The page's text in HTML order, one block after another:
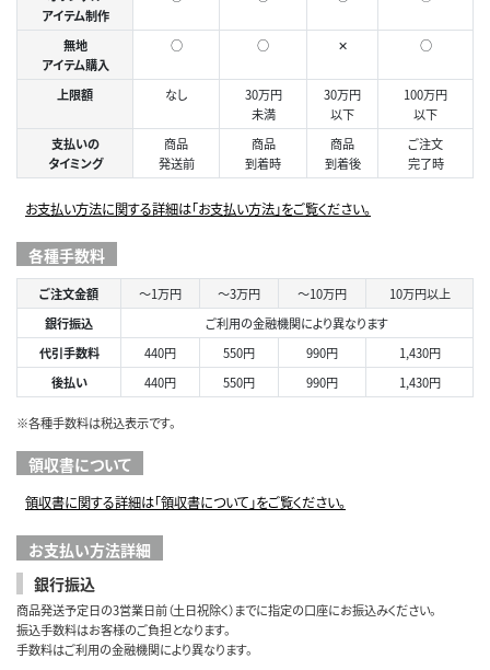
アイテム制作
無地
アイテム購入
○ ○ ✕ ○
上限額 なし
30万円
未満
30万円
以下
100万円
以下
支払いの
タイミング
商品
発送前
商品
到着時
商品
到着後
ご注文
完了時
お支払い方法に関する詳細は「お支払い方法」をご覧ください。
各種手数料
ご注文金額 ～1万円 ～3万円 ～10万円
10万円以上
銀行振込
ご利用の金融機関により異なります
代引手数料
440円 550円 990円
1,430円
後払い
440円 550円 990円 1,430円
※各種手数料は税込表示です。
領収書について
領収書に関する詳細は「領収書について」をご覧ください。
お支払い方法詳細
銀行振込
商品発送予定日の3営業日前（土日祝除く）までに指定の口座にお振込みください。
振込手数料はお客様のご負担となります。
手数料はご利用の金融機関により異なります。